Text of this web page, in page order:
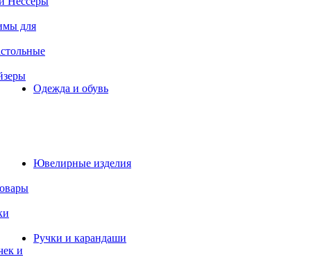
для
Одежда и обувь
Ювелирные изделия
Ручки и карандаши
и